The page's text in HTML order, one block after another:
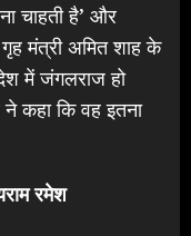
चाहती है’ और
मंत्री अमित शाह के
में जंगलराज हो
ने कहा कि वह इतना
रमेश